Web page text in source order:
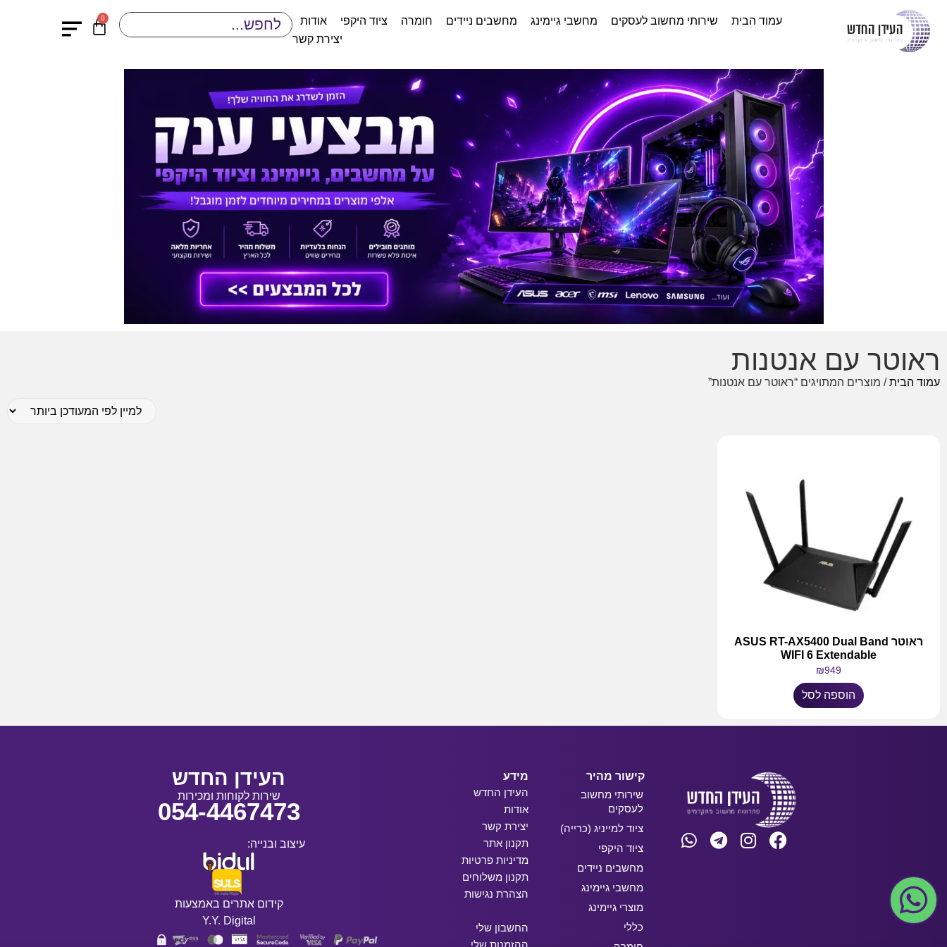
עמוד הבית שירותי מחשוב לעסקים מחשבי גיימינג מחשבים ניידים חומרה ציוד היקפי
אודות
יצירת קשר
0
ראוטר עם אנטנות
עמוד הבית/ מוצרים המתויגים “ראוטר עם אנטנות”
ראוטר ASUS RT-AX5400 Dual Band
WIFI 6 Extendable
₪949
הוספה לסל
קישור מהיר
שירותי מחשוב
לעסקים
ציוד למייניג (כרייה)
ציוד היקפי
מחשבים ניידים
מחשבי גיימינג
מוצרי גיימינג
כללי
מידע
העידן החדש
אודות
יצירת קשר
תקנון אתר
מדיניות פרטיות
תקנון משלוחים
הצהרת נגישות
החשבון שלי
העידן החדש
שירות לקוחות ומכירות
054-4467473
עיצוב ובנייה:
קידום אתרים באמצעות
Y.Y. Digital